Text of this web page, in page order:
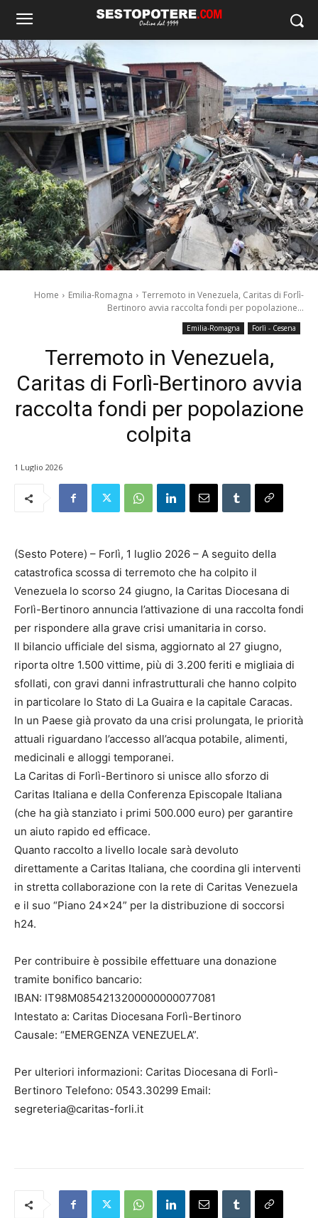
Home Emilia-Romagna
Terremoto in Venezuela, Caritas di Forlì-
Bertinoro avvia raccolta fondi per popolazione...
Emilia-Romagna Forlì - Cesena
Terremoto in Venezuela,
Caritas di Forlì-Bertinoro avvia
raccolta fondi per popolazione
colpita
1 Luglio 2026
(Sesto Potere) – Forlì, 1 luglio 2026 – A seguito della
catastrofica scossa di terremoto che ha colpito il
Venezuela lo scorso 24 giugno, la Caritas Diocesana di
Forlì-Bertinoro annuncia l’attivazione di una raccolta fondi
per rispondere alla grave crisi umanitaria in corso.
Il bilancio ufficiale del sisma, aggiornato al 27 giugno,
riporta oltre 1.500 vittime, più di 3.200 feriti e migliaia di
sfollati, con gravi danni infrastrutturali che hanno colpito
in particolare lo Stato di La Guaira e la capitale Caracas.
In un Paese già provato da una crisi prolungata, le priorità
attuali riguardano l’accesso all’acqua potabile, alimenti,
medicinali e alloggi temporanei.
La Caritas di Forlì-Bertinoro si unisce allo sforzo di
Caritas Italiana e della Conferenza Episcopale Italiana
(che ha già stanziato i primi 500.000 euro) per garantire
un aiuto rapido ed efficace.
Quanto raccolto a livello locale sarà devoluto
direttamente a Caritas Italiana, che coordina gli interventi
in stretta collaborazione con la rete di Caritas Venezuela
e il suo “Piano 24×24” per la distribuzione di soccorsi
h24.
Per contribuire è possibile effettuare una donazione
tramite bonifico bancario:
IBAN: IT98M0854213200000000077081
Intestato a: Caritas Diocesana Forlì-Bertinoro
Causale: “EMERGENZA VENEZUELA”.
Per ulteriori informazioni: Caritas Diocesana di Forlì-
Bertinoro Telefono: 0543.30299 Email:
segreteria@caritas-forli.it